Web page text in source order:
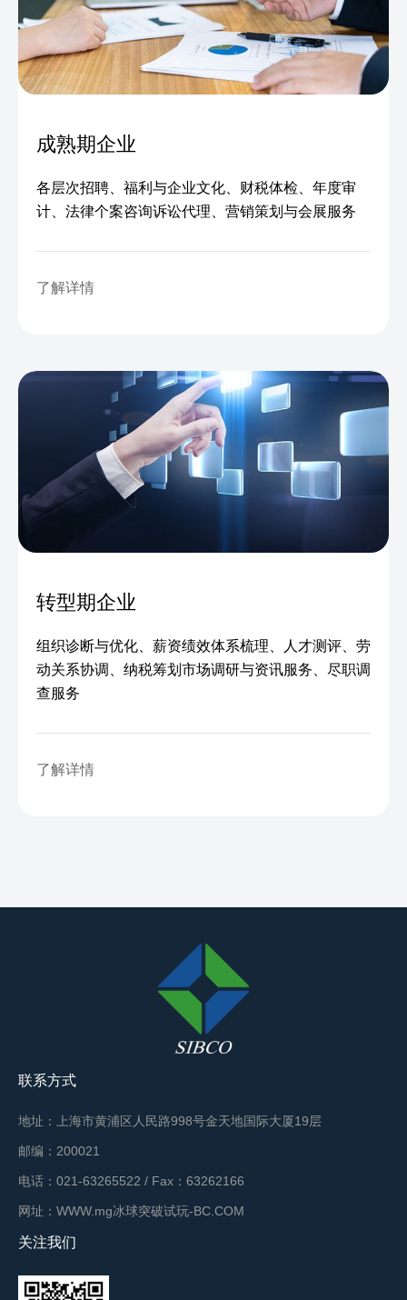
成熟期企业
各层次招聘、福利与企业文化、财税体检、年度审
计、法律个案咨询诉讼代理、营销策划与会展服务
了解详情
转型期企业
组织诊断与优化、薪资绩效体系梳理、人才测评、劳
动关系协调、纳税筹划市场调研与资讯服务、尽职调
查服务
了解详情
联系方式
地址：上海市黄浦区人民路998号金天地国际大厦19层
邮编：200021
电话：021-63265522 / Fax：63262166
网址：WWW.mg冰球突破试玩-BC.COM
关注我们